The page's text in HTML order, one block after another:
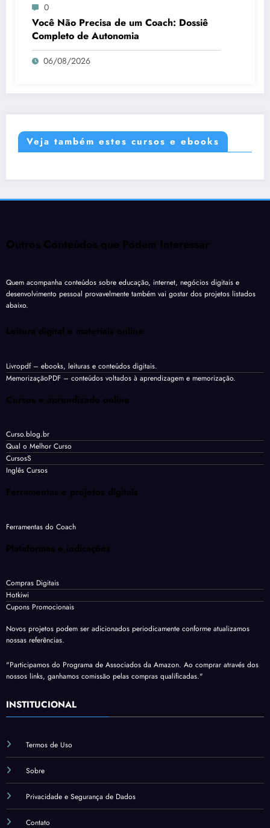
0
Você Não Precisa de um Coach: Dossiê
Completo de Autonomia
06/08/2026
Veja também estes cursos e ebooks
Outros Conteúdos que Podem Interessar
Quem acompanha conteúdos sobre educação, internet, negócios digitais e
desenvolvimento pessoal provavelmente também vai gostar dos projetos listados
abaixo.
Leitura digital e materiais online
Livropdf– ebooks, leituras e conteúdos digitais.
MemorizaçãoPDF – conteúdos voltados à aprendizagem e memorização.
Cursos e aprendizado online
Curso.blog.br
Qual o Melhor Curso
CursosS
Inglês Cursos
Ferramentas e projetos digitais
Ferramentas do Coach
Plataformas e indicações
Compras Digitais
Hotkiwi
Cupons Promocionais
Novos projetos podem ser adicionados periodicamente conforme atualizamos
nossas referências.
"Participamos do Programa de Associados da Amazon. Ao comprar através dos
nossos links, ganhamos comissão pelas compras qualificadas."
INSTITUCIONAL
Termos de Uso
Sobre
Privacidade e Segurança de Dados
Contato